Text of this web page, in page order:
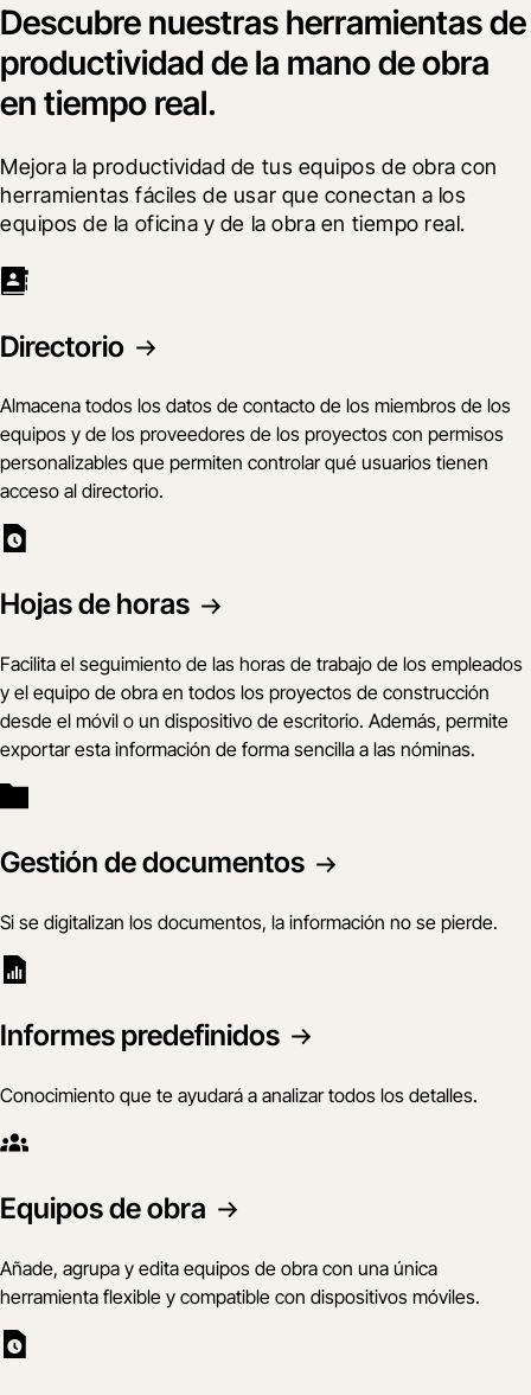
Descubre nuestras herramientas de
productividad de la mano de obra
en tiempo real.
Mejora la productividad de tus equipos de obra con
herramientas fáciles de usar que conectan a los
equipos de la oficina y de la obra en tiempo real.
Directorio
Almacena todos los datos de contacto de los miembros de los
equipos y de los proveedores de los proyectos con permisos
personalizables que permiten controlar qué usuarios tienen
acceso al directorio.
Hojas de horas
Facilita el seguimiento de las horas de trabajo de los empleados
y el equipo de obra en todos los proyectos de construcción
desde el móvil o un dispositivo de escritorio. Además, permite
exportar esta información de forma sencilla a las nóminas.
Gestión de documentos
Si se digitalizan los documentos, la información no se pierde.
Informes predefinidos
Conocimiento que te ayudará a analizar todos los detalles.
Equipos de obra
Añade, agrupa y edita equipos de obra con una única
herramienta flexible y compatible con dispositivos móviles.